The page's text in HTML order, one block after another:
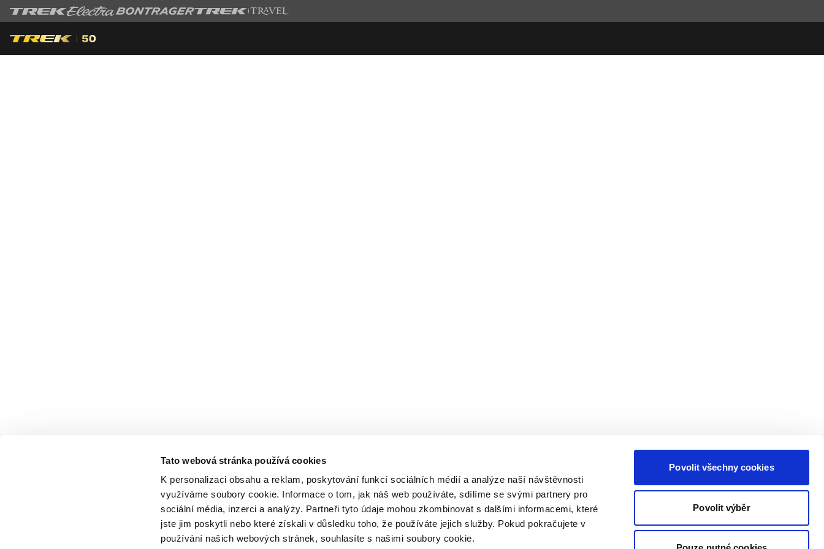
Tato webová stránka používá cookies
K personalizaci obsahu a reklam, poskytování funkcí sociálních médií a analýze naší návštěvnosti
využíváme soubory cookie. Informace o tom, jak náš web používáte, sdílíme se svými partnery pro
sociální média, inzerci a analýzy. Partneři tyto údaje mohou zkombinovat s dalšími informacemi, které
jste jim poskytli nebo které získali v důsledku toho, že používáte jejich služby. Pokud pokračujete v
používání našich webových stránek, souhlasíte s našimi soubory cookie.
Povolit všechny cookies
Povolit výběr